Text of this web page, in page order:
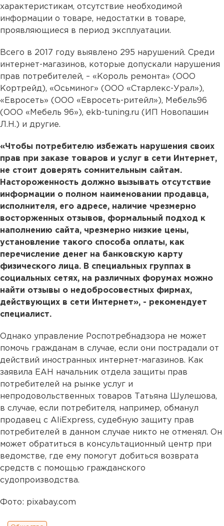
характеристикам, отсутствие необходимой
информации о товаре, недостатки в товаре,
проявляющиеся в период эксплуатации.
Всего в 2017 году выявлено 295 нарушений. Среди
интернет-магазинов, которые допускали нарушения
прав потребителей, – «Король ремонта» (ООО
Кортрейд), «Осьминог» (ООО «Старлекс-Урал»),
«Евросеть» (ООО «Евросеть-ритейл»), Мебель96
(ООО «Мебель 96»), ekb-tuning.ru (ИП Новопашин
Л.Н.) и другие.
«Чтобы потребителю избежать нарушения своих
прав при заказе товаров и услуг в сети Интернет,
не стоит доверять сомнительным сайтам.
Настороженность должно вызывать отсутствие
информации о полном наименовании продавца,
исполнителя, его адресе, наличие чрезмерно
восторженных отзывов, формальный подход к
наполнению сайта, чрезмерно низкие цены,
установление такого способа оплаты, как
перечисление денег на банковскую карту
физического лица. В специальных группах в
социальных сетях, на различных форумах можно
найти отзывы о недобросовестных фирмах,
действующих в сети Интернет», - рекомендует
специалист.
Однако управление Роспотребнадзора не может
помочь гражданам в случае, если они пострадали от
действий иностранных интернет-магазинов. Как
заявила ЕАН начальник отдела защиты прав
потребителей на рынке услуг и
непродовольственных товаров Татьяна Шулешова,
в случае, если потребителя, например, обманул
продавец c AliExpress, судебную защиту прав
потребителей в данном случае никто не отменял. Он
может обратиться в консультационный центр при
ведомстве, где ему помогут добиться возврата
средств с помощью гражданского
судопроизводства.
Фото: pixabay.com